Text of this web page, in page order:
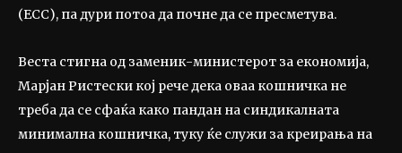
(ЕСС), па дури потоа да почне да се пресметува.
Веста стигна од заменик-министерот за економија,
Марјан Ристески кој рече дека оваа кошничка не
треба да се сфаќа како пандан на синдикалната
минимална кошничка, туку ќе служи за креирања на